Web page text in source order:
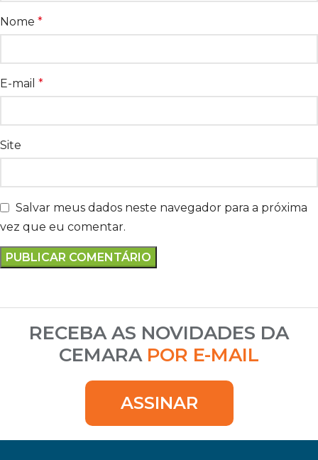
Nome *
E-mail *
Site
Salvar meus dados neste navegador para a próxima
vez que eu comentar.
RECEBA AS NOVIDADES DA
CEMARA POR E-MAIL
ASSINAR